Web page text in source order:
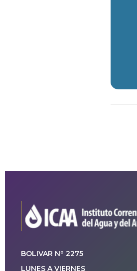
BOLIVAR Nº 2275
LUNES A VIERNES